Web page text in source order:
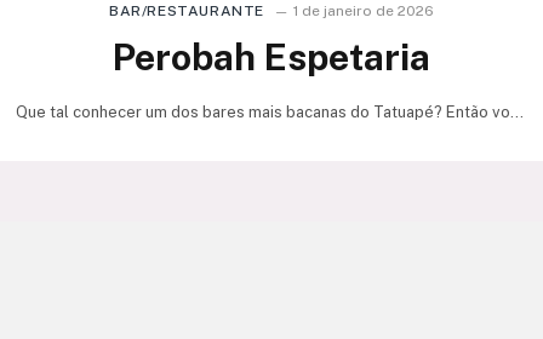
BAR/RESTAURANTE 1 de janeiro de 2026
Perobah Espetaria
Que tal conhecer um dos bares mais bacanas do Tatuapé? Então você